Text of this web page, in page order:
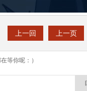
上一回 上一页
等你呢：）